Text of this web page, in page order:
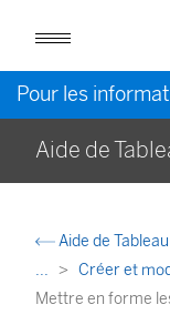
Aide de
Aide de Tableau
...
Créer et
Mettre en forme